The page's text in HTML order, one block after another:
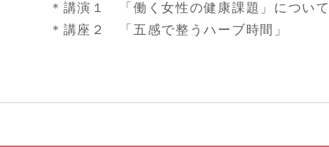
＊講演１ 「働く女性の健康課題」につい
＊講座２ 「五感で整うハーブ時間」